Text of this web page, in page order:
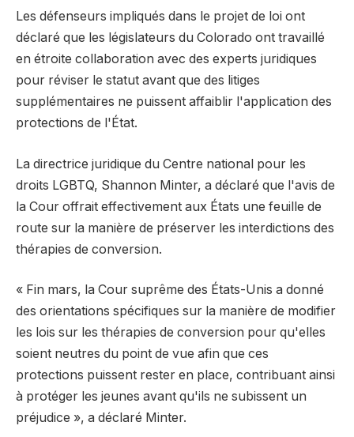
Les défenseurs impliqués dans le projet de loi ont
déclaré que les législateurs du Colorado ont travaillé
en étroite collaboration avec des experts juridiques
pour réviser le statut avant que des litiges
supplémentaires ne puissent affaiblir l'application des
protections de l'État.
La directrice juridique du Centre national pour les
droits LGBTQ, Shannon Minter, a déclaré que l'avis de
la Cour offrait effectivement aux États une feuille de
route sur la manière de préserver les interdictions des
thérapies de conversion.
« Fin mars, la Cour suprême des États-Unis a donné
des orientations spécifiques sur la manière de modifier
les lois sur les thérapies de conversion pour qu'elles
soient neutres du point de vue afin que ces
protections puissent rester en place, contribuant ainsi
à protéger les jeunes avant qu'ils ne subissent un
préjudice », a déclaré Minter.